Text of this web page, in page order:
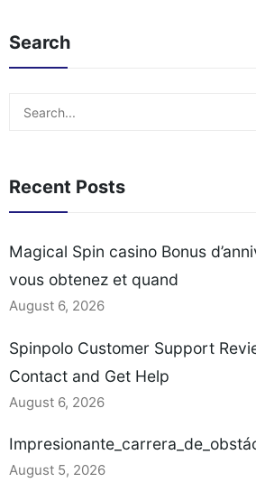
solutions lors de la
réclamation Délais
retrait des gains
casino Étape par étape :
Comment[…]
Search
Search
Recent Posts
Magical Spin casino Bonus
vous obtenez et quand
August 6, 2026
Spinpolo Customer Support
Contact and Get Help
August 6, 2026
August 5, 2026